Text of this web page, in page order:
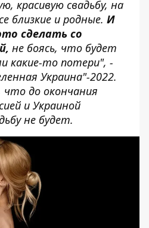
красивую свадьбу, на
близкие и родные. И
сделать со
не боясь, что будет
какие-то потери", -
Украина"-2022.
что до окончания
и Украиной
не будет.